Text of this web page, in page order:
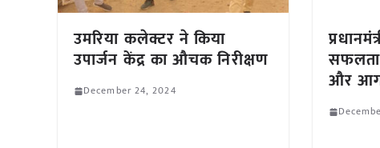
उमरिया कलेक्टर ने किया
उपार्जन केंद्र का औचक निरीक्षण
December 24, 2024 और